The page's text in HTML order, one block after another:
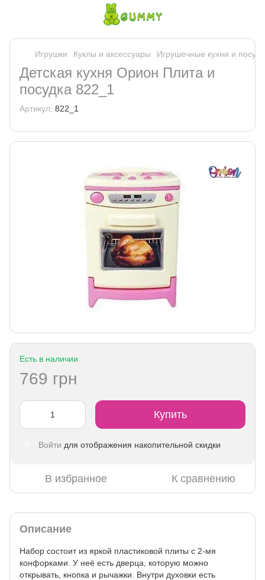
Игрушки Куклы и аксессуары Игрушечные кухни и посуда
Детская кухня Орион Плита и
посудка 822_1
Артикул: 822_1
Есть в наличии
769 грн
Купить
Войти для отображения накопительной скидки
В избранное К сравнению
Описание
Набор состоит из яркой пластиковой плиты с 2-мя
конфорками. У неё есть дверца, которую можно
открывать, кнопка и рычажки. Внутри духовки есть